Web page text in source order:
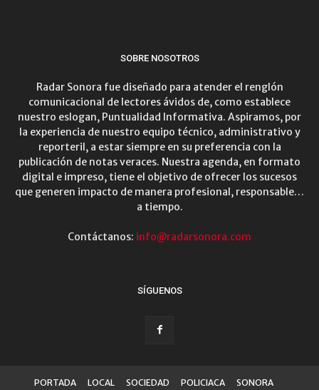
SOBRE NOSOTROS
Radar Sonora fue diseñado para atender el renglón
comunicacional de lectores ávidos de, como establece
nuestro eslogan, Puntualidad Informativa. Aspiramos, por
la experiencia de nuestro equipo técnico, administrativo y
reporteril, a estar siempre en su preferencia con la
publicación de notas veraces. Nuestra agenda, en formato
digital e impreso, tiene el objetivo de ofrecer los sucesos
que generen impacto de manera profesional, responsable…
a tiempo.
Contáctanos: info@radarsonora.com
SÍGUENOS
PORTADA LOCAL SOCIEDAD POLICIACA SONORA